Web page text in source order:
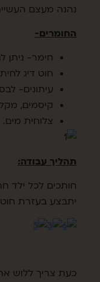
נהנה מעצם
החומרים-
חימר- ניתן
חוט דיג
עיתונים-
קיסמים,
צלוחית מים.
תהליך עבודה:
חותכים לכל ילד
יתבצע בעזרת
כעת צריך ללוש